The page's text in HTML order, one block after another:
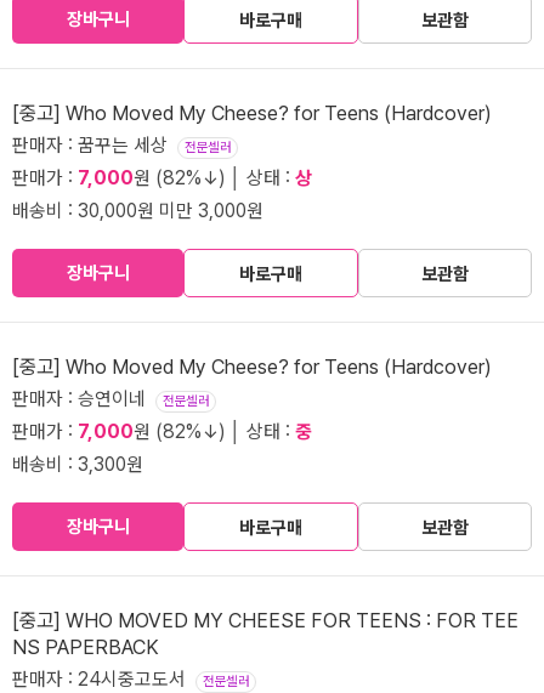
장바구니 바로구매 보관함
[중고] Who Moved My Cheese? for Teens (Hardcover)
판매자 : 꿈꾸는 세상 전문셀러
판매가 : 7,000원 (82%↓) │ 상태 : 상
배송비 : 30,000원 미만 3,000원
장바구니 바로구매 보관함
[중고] Who Moved My Cheese? for Teens (Hardcover)
판매자 : 승연이네 전문셀러
판매가 : 7,000원 (82%↓) │ 상태 : 중
배송비 : 3,300원
장바구니 바로구매 보관함
[중고] WHO MOVED MY CHEESE FOR TEENS : FOR TEE
NS PAPERBACK
판매자 : 24시중고도서 전문셀러